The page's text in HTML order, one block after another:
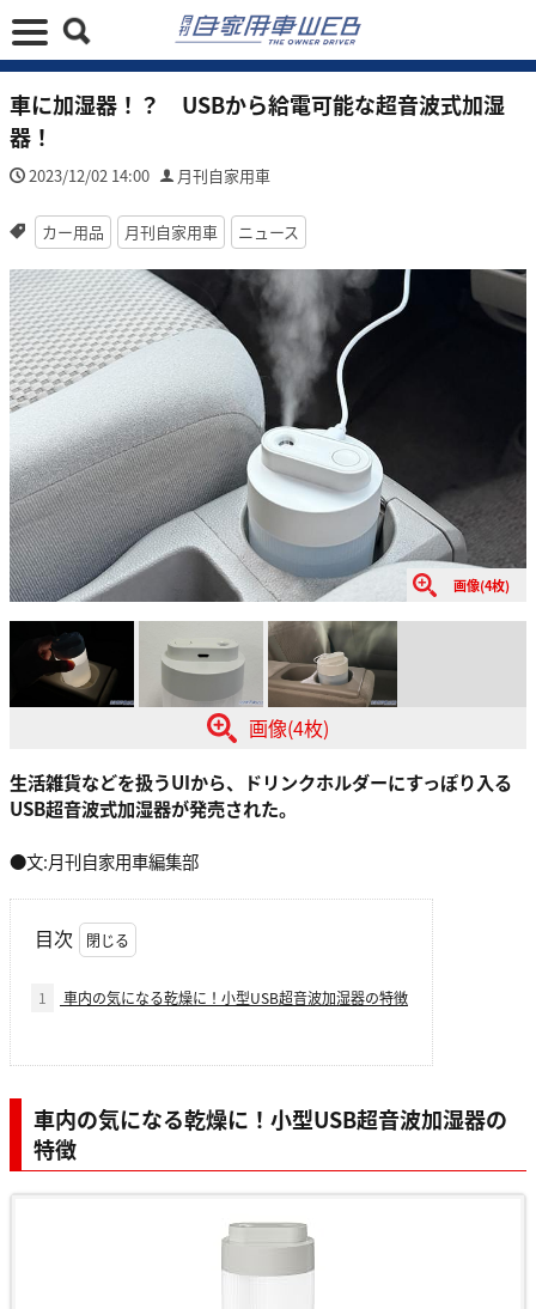
車に加湿器！？ USBから給電可能な超音波式加湿
器！
2023/12/02 14:00 月刊自家用車
カー用品 月刊自家用車 ニュース
画像(4枚)
画像(4枚)
生活雑貨などを扱うUIから、ドリンクホルダーにすっぽり入る
USB超音波式加湿器が発売された。
●文:月刊自家用車編集部
目次
1 車内の気になる乾燥に！小型USB超音波加湿器の特徴
車内の気になる乾燥に！小型USB超音波加湿器の
特徴